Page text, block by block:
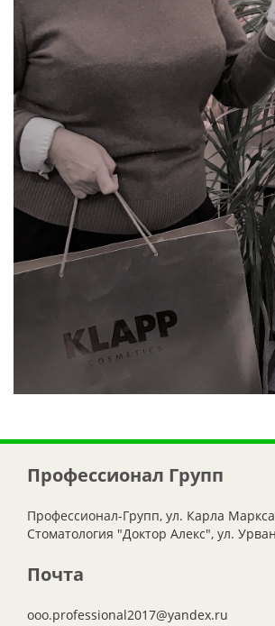
Профессионал Групп
Профессионал-Групп, ул. Карла
Стоматология "Доктор Алекс", ул.
Почта
ooo.professional2017@yandex.ru